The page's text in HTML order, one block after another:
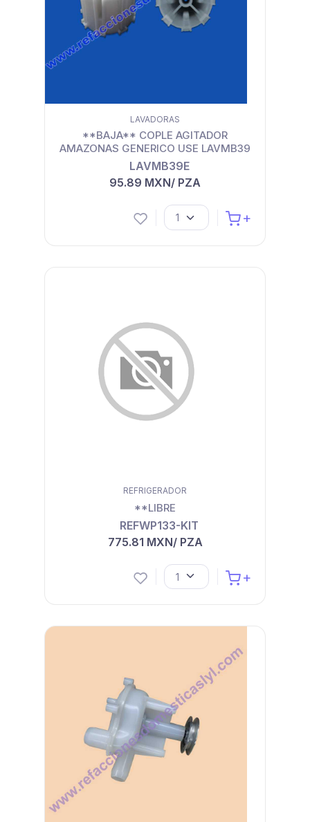
LAVADORAS
**BAJA** COPLE AGITADOR
AMAZONAS GENERICO USE LAVMB39
LAVMB39E
95.89 MXN/ PZA
REFRIGERADOR
**LIBRE
REFWP133-KIT
775.81 MXN/ PZA